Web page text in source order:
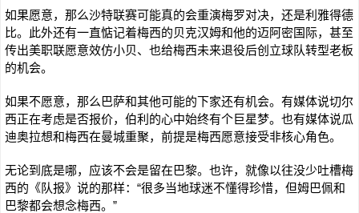
如果愿意，那么沙特联赛可能真的会重演梅罗对决，还是利雅得德
比。此外还有一直惦记着梅西的贝克汉姆和他的迈阿密国际，甚至
传出美职联愿意效仿小贝、也给梅西未来退役后创立球队转型老板
的机会。
如果不愿意，那么巴萨和其他可能的下家还有机会。有媒体说切尔
西正在考虑是否报价，伯利的心中始终有个巨星梦。也有媒体说瓜
迪奥拉想和梅西在曼城重聚，前提是梅西愿意接受非核心角色。
无论到底是哪，应该不会是留在巴黎。也许，就像以往没少吐槽梅
西的《队报》说的那样：“很多当地球迷不懂得珍惜，但姆巴佩和
巴黎都会想念梅西。”